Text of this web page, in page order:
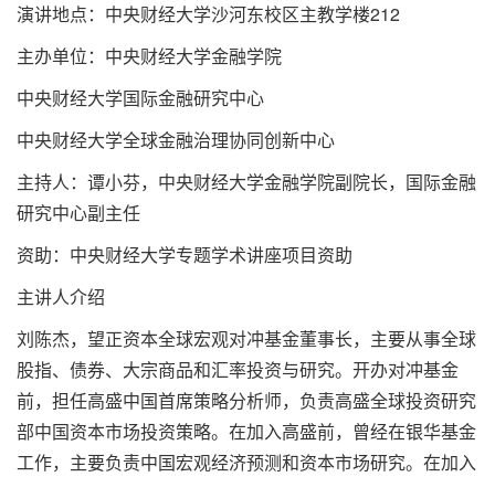
演讲地点：中央财经大学沙河东校区主教学楼212
主办单位：中央财经大学金融学院
中央财经大学国际金融研究中心
中央财经大学全球金融治理协同创新中心
主持人：谭小芬，中央财经大学金融学院副院长，国际金融
研究中心副主任
资助：中央财经大学专题学术讲座项目资助
主讲人介绍
刘陈杰，望正资本全球宏观对冲基金董事长，主要从事全球
股指、债券、大宗商品和汇率投资与研究。开办对冲基金
前，担任高盛中国首席策略分析师，负责高盛全球投资研究
部中国资本市场投资策略。在加入高盛前，曾经在银华基金
工作，主要负责中国宏观经济预测和资本市场研究。在加入